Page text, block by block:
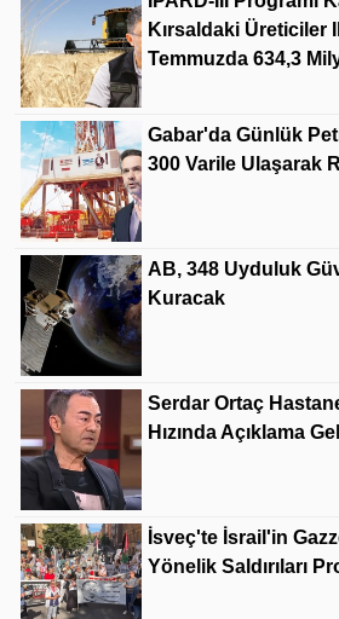
Kırsaldaki Üreticiler
Temmuzda 634,3
Gabar'da Günlük
300 Varile Ulaşarak
AB, 348 Uyduluk
Kuracak
Serdar Ortaç
Hızında Açıklama
İsveç'te İsrail'in
Yönelik Saldırıları